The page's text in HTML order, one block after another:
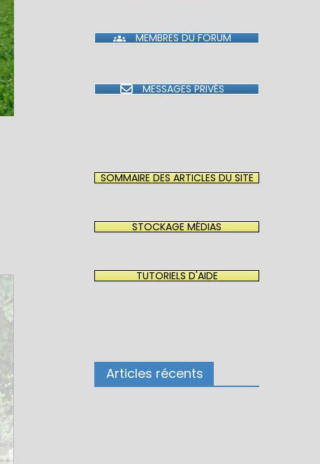
MEMBRES DU FORUM
MESSAGES PRIVÉS
SOMMAIRE DES ARTICLES DU SITE
STOCKAGE MÉDIAS
TUTORIELS D'AIDE
Articles récents